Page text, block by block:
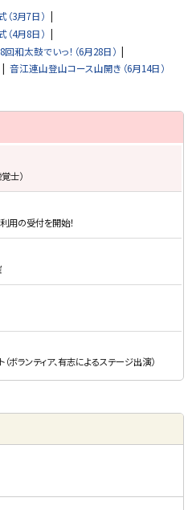
3月7日）
4月8日）
回和太鼓でいっ！（6月28日）
音江連山登山コース山開き（6月14日）
士）
用の受付を開始！
ボランティア、有志によるステージ出演）